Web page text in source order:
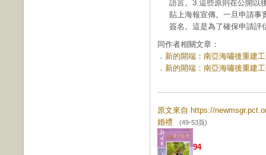
語言。3.這些原則在公開以
貼上海報宣傳。一旦申請事
簽名。這是為了確保申請評
同作者相關文章：
． 新的開端：南亞海嘯後重建
． 新的開端：南亞海嘯後重建
原文來自 https://
婚禮 (49-53頁)
94